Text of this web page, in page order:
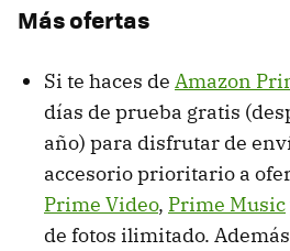
Más ofertas
Si te haces de Amazon
días de prueba gratis
año) para disfrutar de
accesorio prioritario a
Prime Video, Prime Music
de fotos ilimitado.